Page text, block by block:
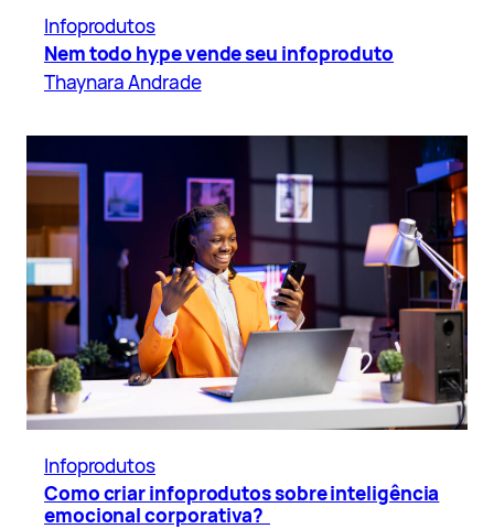
Infoprodutos
Nem todo hype vende seu infoproduto
Thaynara Andrade
Infoprodutos
Como criar infoprodutos sobre inteligência
emocional corporativa?